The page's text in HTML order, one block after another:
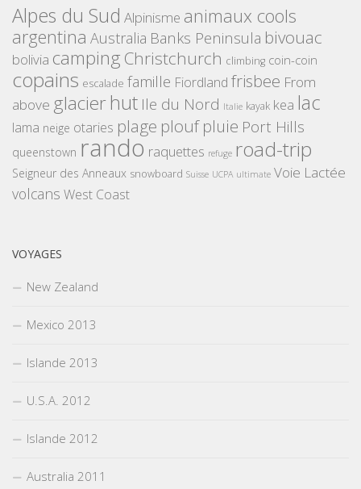
Alpes du Sud Alpinisme animaux cools
argentina Australia Banks Peninsula bivouac
bolivia camping Christchurch climbing coin-coin
copains escalade famille Fiordland frisbee From
above glacierhut Ile du Nord Italie kayak kea lac
lama neige otaries plage plouf pluie Port Hills
queenstown rando raquettes refuge road-trip
Seigneur des Anneaux snowboard Suisse UCPA ultimate Voie Lactée
volcans West Coast
VOYAGES
New Zealand
Mexico 2013
Islande 2013
U.S.A. 2012
Islande 2012
Australia 2011